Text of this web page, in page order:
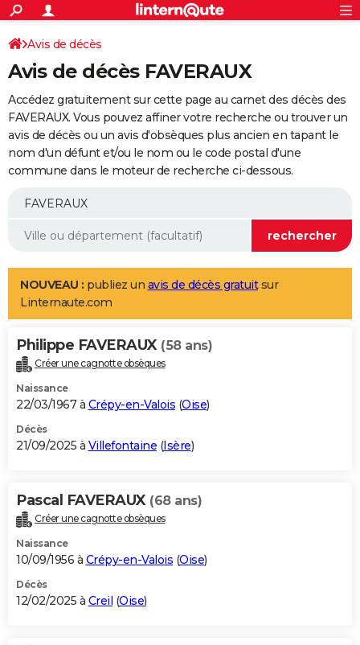
ACTUALITÉS
Politique
Société
Faits Divers
Education
Monde
Villes
+
SPORT
Coupe du monde 2026
Football
Tennis
Cyclisme
Rugby
Forum
Programme TV
TNT
Streaming
Cinéma
Sorties cinéma
Musique
+
FINANCE
Retraite
Epargne
Immobilier
Risques naturels par ville
Banque
Assurance
AUTO
Essais
Réserver un essai
Citadines
Berlines
SUV
Forum auto
+
Mobiles
Meilleur smartphone
Internet
Ordinateurs
Jeux vidéo
Guide high-tech
Aménagement intérieur
LIFESTYLE
Art de vivre
Bien-être
Loisirs
Mode
Modes de vie
Alimentation
Guide de la santé
Maladies
Médicaments
Sommeil
VOYAGE
Destinations
City break
Voyage nature
Voyage de noces
Forum
Climat
+PHOTO
GUIDES D'ACHAT
BONS PLANS
Carte de Noël
Carte Bonne année
Carte Saint-Valentin
Carte Pâques
Carte d'anniversaire
DICTIONNAIRE
Dictionnaire
Biographies
Citations
Expressions
Proverbes
PROGRAMME TV
S'inscrire
Se connecter
Lycées
Collèges
Primaires
Universités
Entreprises
Service militaire
Avis de recherche
AVIS DE DÉCÈS
Avis de décès
Avis de décès FAVERAUX
Accédez gratuitement sur cette page au carnet des décès des
FAVERAUX. Vous pouvez affiner votre recherche ou trouver un
avis de décès ou un avis d'obsèques plus ancien en tapant le
nom d'un défunt et/ou le nom ou le code postal d'une
commune dans le moteur de recherche ci-dessous.
NOUVEAU : publiez un avis de décès gratuitsur
Linternaute.com
Philippe FAVERAUX (58 ans)
Créer une cagnotte obsèques
Naissance
22/03/1967 à Crépy-en-Valois (Oise)
Décès
21/09/2025 à Villefontaine (Isère)
Pascal FAVERAUX (68 ans)
Créer une cagnotte obsèques
Naissance
10/09/1956 à Crépy-en-Valois (Oise)
Décès
12/02/2025 à Creil (Oise)